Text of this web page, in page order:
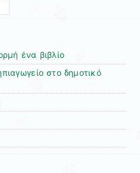
ένα βιβλίο
στο δημοτικό